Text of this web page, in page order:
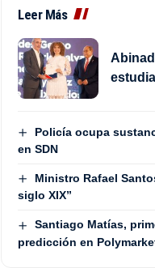
Leer Más
Policía ocupa
en SDN
Ministro Rafael
siglo XIX”
Santiago Matías,
predicción en